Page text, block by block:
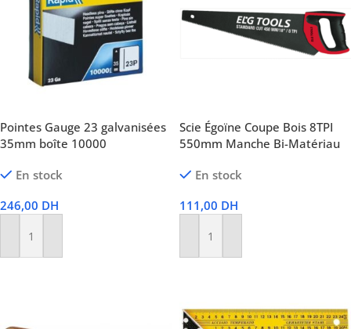
Pointes Gauge 23 galvanisées
35mm boîte 10000
En stock
246,00 DH
Ajouter Au Panier
Scie Égoïne Coupe Bois 8TPI
550mm Manche Bi-Matériau
En stock
111,00 DH
Ajouter Au Panier